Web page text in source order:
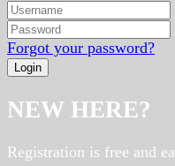
Forgot your password?
NEW HERE?
Registration is free and